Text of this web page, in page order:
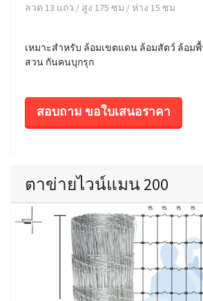
ลวด 13 แถว / สูง 175 ซม / ห่าง 15 ซม
เหมาะสำหรับ ล้อมเขตแดน ล้อมสัตว์ ล้อม
สวน กันคนบุกรุก
สอบถาม ขอใบเสนอราคา
ตาข่ายไวน์แมน 200